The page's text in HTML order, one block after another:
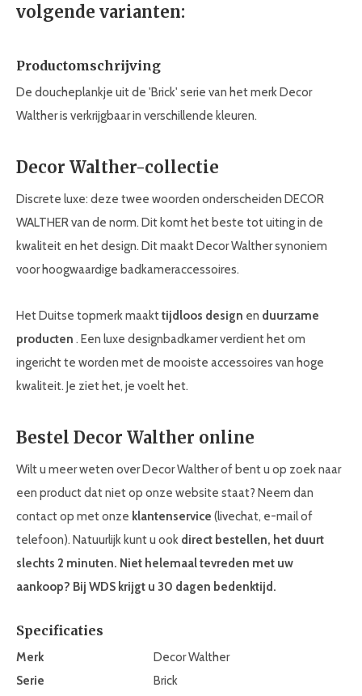
volgende varianten:
Productomschrijving
De doucheplankje uit de 'Brick' serie van het merk Decor
Walther is verkrijgbaar in verschillende kleuren.
Decor Walther-collectie
Discrete luxe: deze twee woorden onderscheiden DECOR
WALTHER van de norm. Dit komt het beste tot uiting in de
kwaliteit en het design. Dit maakt Decor Walther synoniem
voor hoogwaardige badkameraccessoires.
Het Duitse topmerk maakttijdloos design en duurzame
producten . Een luxe designbadkamer verdient het om
ingericht te worden met de mooiste accessoires van hoge
kwaliteit. Je ziet het, je voelt het.
Bestel Decor Walther online
Wilt u meer weten over Decor Walther of bent u op zoek naar
een product dat niet op onze website staat? Neem dan
contact op met onze klantenservice (livechat, e-mail of
telefoon). Natuurlijk kunt u ook direct bestellen, het duurt
slechts 2 minuten. Niet helemaal tevreden met uw
aankoop? Bij WDS krijgt u 30 dagen bedenktijd.
Specificaties
Merk
Decor Walther
Serie
Brick